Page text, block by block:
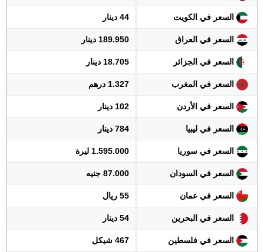
السعر في الكويت 44 دينار
السعر في العراق 189.950 دينار
السعر في الجزائر 18.705 دينار
السعر في المغرب 1.327 درهم
السعر في الأردن 102 دينار
السعر في ليبيا 784 دينار
السعر في سوريا 1.595.000 ليرة
السعر في السودان 87.000 جنيه
السعر في عمان 55 ريال
السعر في البحرين 54 دينار
السعر في فلسطين 467 شيكل